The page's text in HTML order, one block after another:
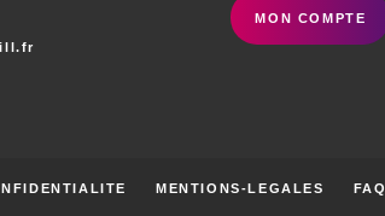
MON COMPTE
MENTIONS-LEGALES FAQ